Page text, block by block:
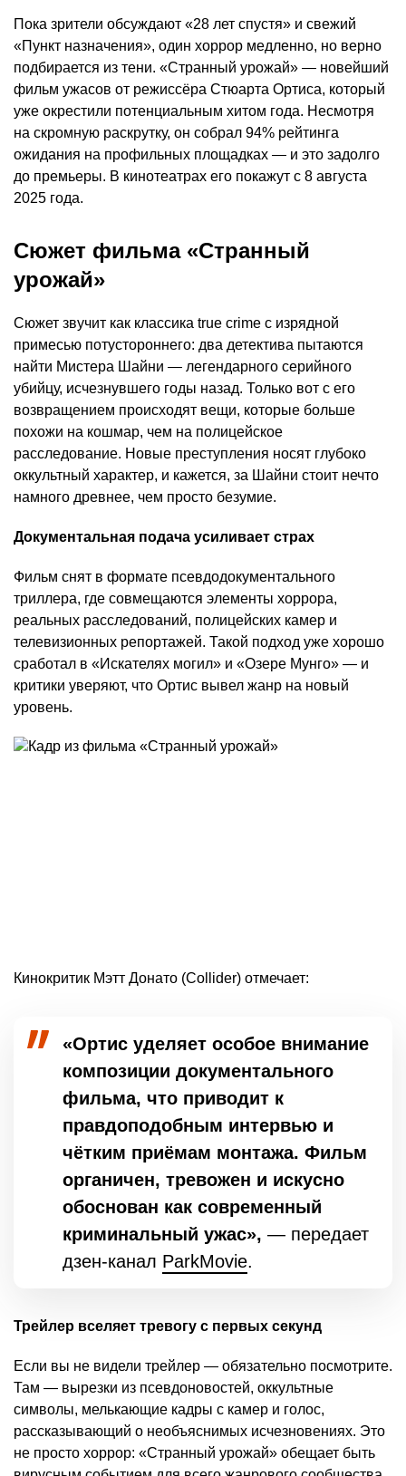
Пока зрители обсуждают «28 лет спустя» и свежий
«Пункт назначения», один хоррор медленно, но верно
подбирается из тени. «Странный урожай» — новейший
фильм ужасов от режиссёра Стюарта Ортиса, который
уже окрестили потенциальным хитом года. Несмотря
на скромную раскрутку, он собрал 94% рейтинга
ожидания на профильных площадках — и это задолго
до премьеры. В кинотеатрах его покажут с 8 августа
2025 года.
Сюжет фильма «Странный
урожай»
Сюжет звучит как классика true crime с изрядной
примесью потустороннего: два детектива пытаются
найти Мистера Шайни — легендарного серийного
убийцу, исчезнувшего годы назад. Только вот с его
возвращением происходят вещи, которые больше
похожи на кошмар, чем на полицейское
расследование. Новые преступления носят глубоко
оккультный характер, и кажется, за Шайни стоит нечто
намного древнее, чем просто безумие.
Документальная подача усиливает страх
Фильм снят в формате псевдодокументального
триллера, где совмещаются элементы хоррора,
реальных расследований, полицейских камер и
телевизионных репортажей. Такой подход уже хорошо
сработал в «Искателях могил» и «Озере Мунго» — и
критики уверяют, что Ортис вывел жанр на новый
уровень.
Кинокритик Мэтт Донато (Collider) отмечает:
«Ортис уделяет особое внимание
композиции документального
фильма, что приводит к
правдоподобным интервью и
чётким приёмам монтажа. Фильм
органичен, тревожен и искусно
обоснован как современный
криминальный ужас», — передает
дзен-канал ParkMovie.
Трейлер вселяет тревогу с первых секунд
Если вы не видели трейлер — обязательно посмотрите.
Там — вырезки из псевдоновостей, оккультные
символы, мелькающие кадры с камер и голос,
рассказывающий о необъяснимых исчезновениях. Это
не просто хоррор: «Странный урожай» обещает быть